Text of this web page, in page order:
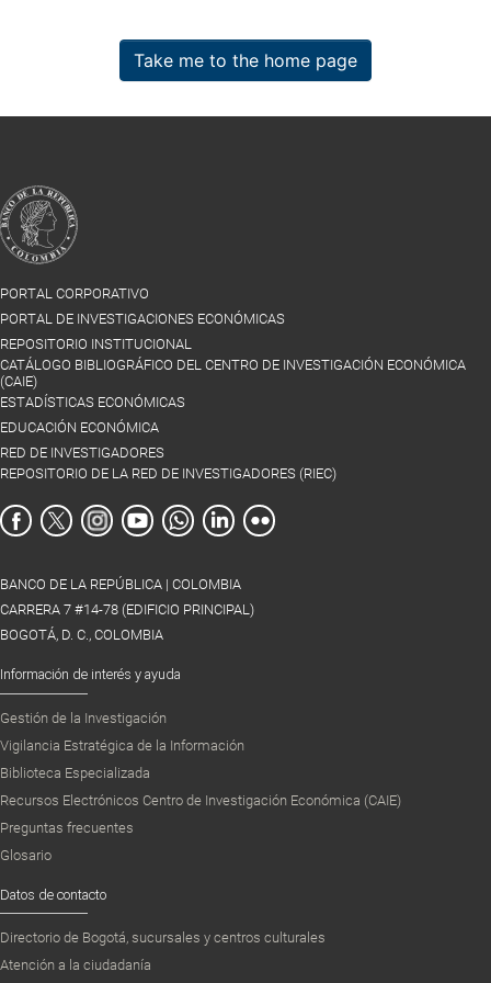
Take me to the home page
PORTAL CORPORATIVO
PORTAL DE INVESTIGACIONES ECONÓMICAS
REPOSITORIO INSTITUCIONAL
CATÁLOGO BIBLIOGRÁFICO DEL CENTRO DE INVESTIGACIÓN ECONÓMICA
(CAIE)
ESTADÍSTICAS ECONÓMICAS
EDUCACIÓN ECONÓMICA
RED DE INVESTIGADORES
REPOSITORIO DE LA RED DE INVESTIGADORES (RIEC)
BANCO DE LA REPÚBLICA | COLOMBIA
CARRERA 7 #14-78 (EDIFICIO PRINCIPAL)
BOGOTÁ, D. C., COLOMBIA
Información de interés y ayuda
Gestión de la Investigación
Vigilancia Estratégica de la Información
Biblioteca Especializada
Recursos Electrónicos Centro de Investigación Económica (CAIE)
Preguntas frecuentes
Glosario
Datos de contacto
Directorio de Bogotá, sucursales y centros culturales
Atención a la ciudadanía